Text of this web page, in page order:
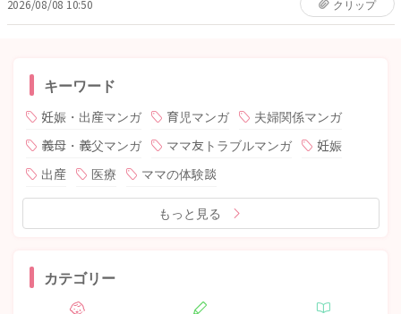
2026/08/08 10:50 クリップ
キーワード
妊娠・出産マンガ 育児マンガ
夫婦関係マンガ
義母・義父マンガ
ママ友トラブルマンガ
妊娠
出産
医療 ママの体験談
もっと見る
カテゴリー